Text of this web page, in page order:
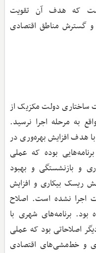
که هدف آن تقویت
گسترش مناطق اقتصادی
ساختاری دولت مکزیک از
واقع به مرحله اجرا نرسید.
هدف افزایش بهره‌وری در
بوده که عملی
و بازنشستگی و بهبود
ریسک بیکاری و افزایش
اجرا نشده است. اصلاح
برنامه‌های شهری با
اصلاحاتی بود که عملی
و خط‌مشی‌های اقتصادی